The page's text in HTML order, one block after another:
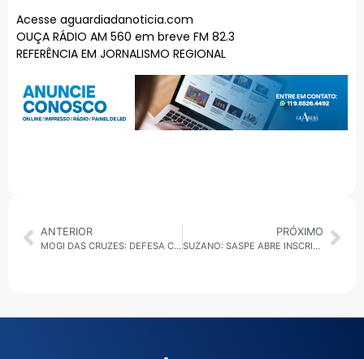
Acesse aguardiadanoticia.com
OUÇA RÁDIO AM 560 em breve FM 82.3
REFERÊNCIA EM JORNALISMO REGIONAL
ANTERIOR
MOGI DAS CRUZES: DEFESA CIVIL FAZ VISTORIAS PREVENTIVAS PARA EVITAR OCORRÊNCIAS EM DIAS DE CHUVA
PRÓXIMO
SUZANO: SASPE ABRE INSCRIÇÕES NESTA QUARTA-FEIRA (21) PARA CURSO GRATUITO DE OVERLOQUE